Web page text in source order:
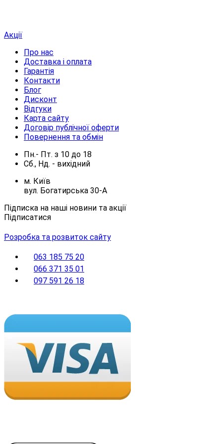
Акції
Про нас
Доставка і оплата
Гарантія
Контакти
Блог
Дисконт
Відгуки
Карта сайту
Договір публічної оферти
Повернення та обмін
Пн.- Пт. з 10 до 18
Сб., Нд. - вихідний
м. Київ
вул. Богатирська 30-А
Підписка на наші новини та акції
Підписатися
Розробка та розвиток сайту
063 185 75 20
066 371 35 01
097 591 26 18